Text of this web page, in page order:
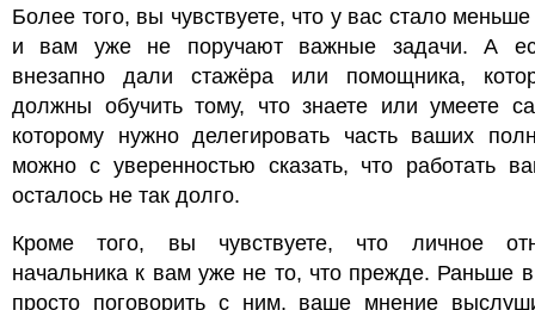
Более того, вы чувствуете, что у вас стало
и вам уже не поручают важные задачи. А
внезапно дали стажёра или помощника,
должны обучить тому, что знаете или умеете
которому нужно делегировать часть ваших
можно с уверенностью сказать, что работать
осталось не так долго.
Кроме того, вы чувствуете, что личное
начальника к вам уже не то, что прежде. Раньше
просто поговорить с ним, ваше мнение